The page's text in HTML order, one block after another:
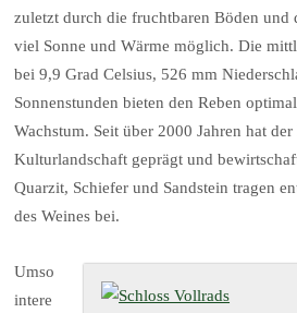
zuletzt durch die fruchtbaren Böden und
viel Sonne und Wärme möglich. Die
bei 9,9 Grad Celsius, 526 mm
Sonnenstunden bieten den Reben
Wachstum. Seit über 2000 Jahren hat der
Kulturlandschaft geprägt und
Quarzit, Schiefer und Sandstein tragen
des Weines bei.
Umso
intere